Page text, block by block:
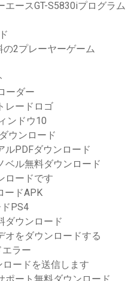
ースGT-S5830iプログラム
2プレーヤーゲーム
ーダー
レードロゴ
ンドウ10
ウンロード
ルPDFダウンロード
ベル無料ダウンロード
ロードです
ードAPK
PS4
ダウンロード
オをダウンロードする
エラー
ードを送信します